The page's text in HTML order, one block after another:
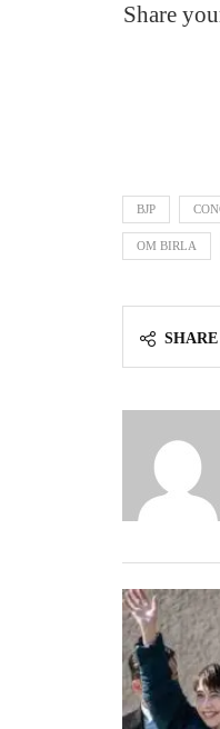
Share
BJP
OM BIRLA
SHARE